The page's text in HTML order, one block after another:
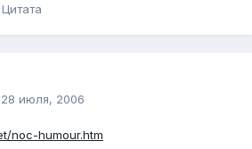
Цитата
28 июля, 2006
noc-humour.htm